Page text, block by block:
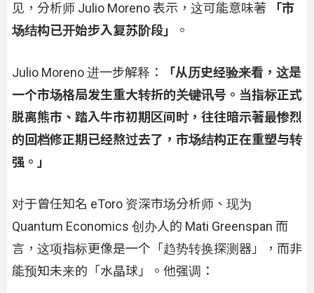
见，分析师 Julio Moreno 表示，这可能意味著
「市
场结构已开始步入复苏阶段」
。
Julio Moreno 进一步解释：
「从历史经验来看，这是
一个市场格局发生重大转折的关键讯号。当指标正式
脱离熊市、踏入牛市初期区间时，往往暗示著最惨烈
的回档修正期已经熬过去了，市场结构正在重塑与转
强。」
对于曾任知名 eToro 资深市场分析师、现为
Quantum Economics 创办人的 Mati Greenspan 而
言，这项指标更像是一个「趋势转换探测器」，而非
能预知未来的「水晶球」。他强调：